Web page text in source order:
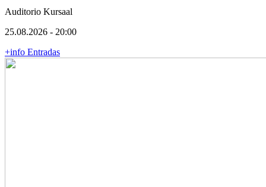
Auditorio Kursaal
25.08.2026 - 20:00
+info Entradas